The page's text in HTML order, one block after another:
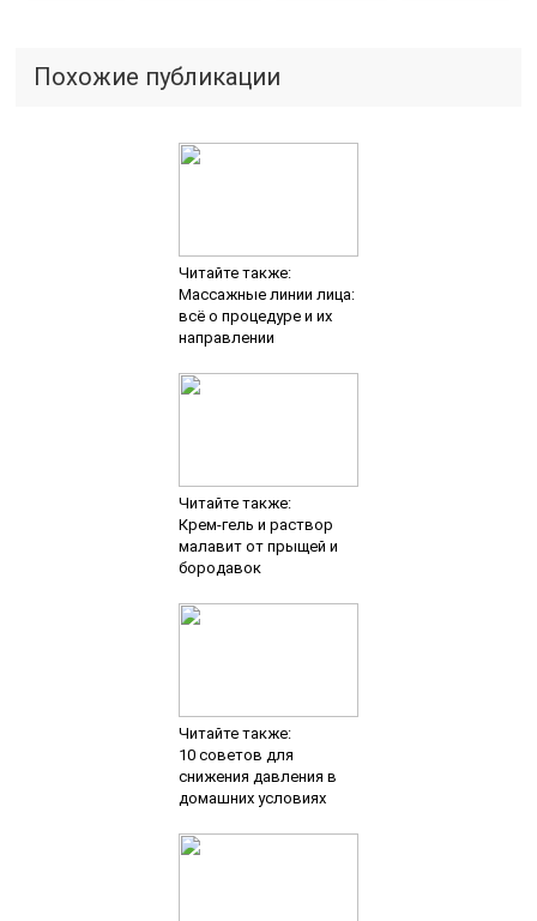
Похожие публикации
Читайте также:
Массажные линии лица:
всё о процедуре и их
направлении
Читайте также:
Крем-гель и раствор
малавит от прыщей и
бородавок
Читайте также:
10 советов для
снижения давления в
домашних условиях